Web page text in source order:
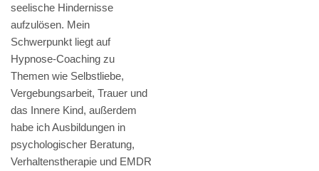
seelische Hindernisse
aufzulösen. Mein
Schwerpunkt liegt auf
Hypnose-Coaching zu
Themen wie Selbstliebe,
Vergebungsarbeit, Trauer und
das Innere Kind, außerdem
habe ich Ausbildungen in
psychologischer Beratung,
Verhaltenstherapie und EMDR